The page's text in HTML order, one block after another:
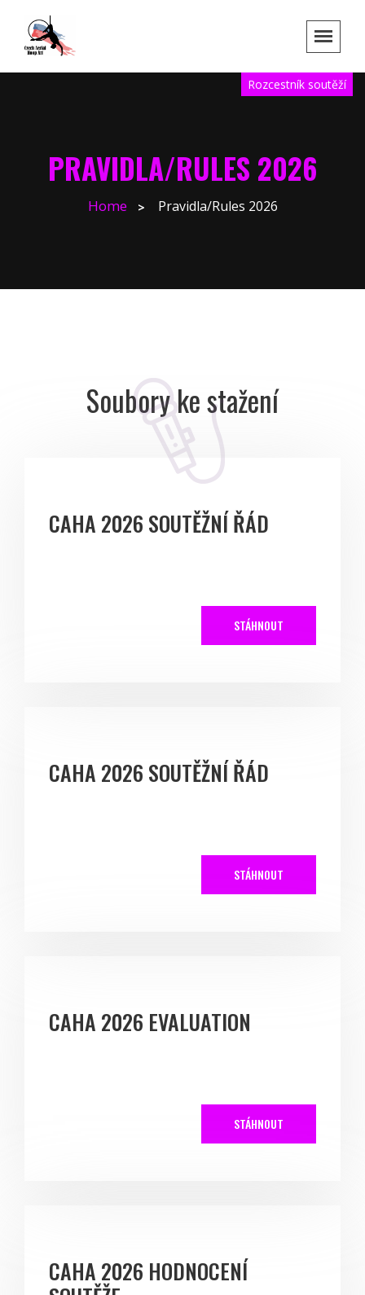
Rozcestník soutěží
PRAVIDLA/RULES 2026
Home Pravidla/Rules 2026
Soubory ke stažení
CAHA 2026 SOUTĚŽNÍ ŘÁD
STÁHNOUT
CAHA 2026 SOUTĚŽNÍ ŘÁD
STÁHNOUT
CAHA 2026 EVALUATION
STÁHNOUT
CAHA 2026 HODNOCENÍ